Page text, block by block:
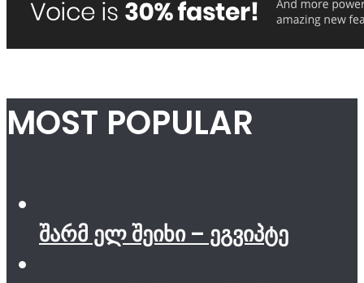
MOST POPULAR
შარმ ელ შეიხი – ეგვიპტე